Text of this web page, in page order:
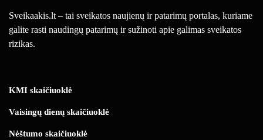
Sveikaakis.lt – tai sveikatos naujienų ir patarimų portalas, kuriame
galite rasti naudingų patarimų ir sužinoti apie galimas sveikatos
rizikas.
KMI skaičiuoklė
Vaisingų dienų skaičiuoklė
Nėštumo skaičiuoklė